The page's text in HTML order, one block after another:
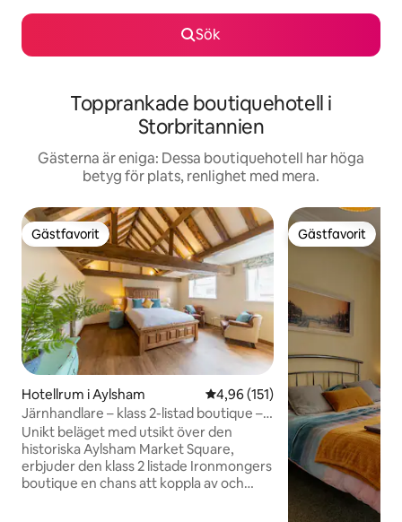
Sök
Topprankade boutiquehotell i
Storbritannien
Gästerna är eniga: Dessa boutiquehotell har höga
betyg för plats, renlighet med mera.
Gästfavorit
Gästfavorit
Hotellrum i Aylsham 4,96 av 5 i genomsnittligt
4,96 (151)
Järnhandlare – klass 2-listad boutique –
konditorer
Unikt beläget med utsikt över den
historiska Aylsham Market Square,
erbjuder den klass 2 listade Ironmongers
boutique en chans att koppla av och
Gästfavorit
Gästfavorit